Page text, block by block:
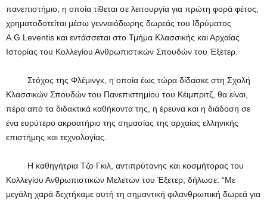
πανεπιστήμιο, η οποία τίθεται σε λειτουργία για πρώτη φορά φέτος,
χρηματοδοτείται μέσω γενναιόδωρης δωρεάς του Ιδρύματος
A.G.Leventis και εντάσσεται στο Τμήμα Κλασσικής και Αρχαίας
Ιστορίας του Κολλεγίου Ανθρωπιστικών Σπουδών του Έξετερ.
Στόχος της Φλέμινγκ, η οποία έως τώρα δίδασκε στη Σχολή
Κλασσικών Σπουδών του Πανεπιστημίου του Κέιμπριτζ, θα είναι,
πέρα από τα διδακτικά καθήκοντα της, η έρευνα και η διάδοση σε
ένα ευρύτερο ακροατήριο της σημασίας της αρχαίας ελληνικής
επιστήμης και τεχνολογίας.
Η καθηγήτρια Τζο Γκιλ, αντιπρύτανης και κοσμήτορας του
Κολλεγίου Ανθρωπιστικών Μελετών του Έξετερ, δήλωσε: “Με
μεγάλη χαρά δεχτήκαμε αυτή τη σημαντική φιλανθρωπική δωρεά για